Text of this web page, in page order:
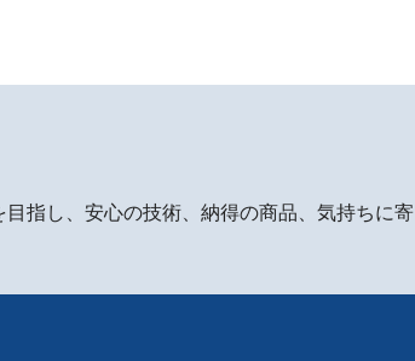
指し、安心の技術、納得の商品、気持ちに寄